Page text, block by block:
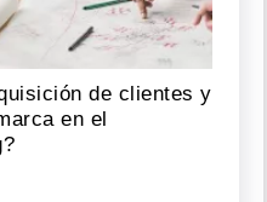
de clientes y
en el